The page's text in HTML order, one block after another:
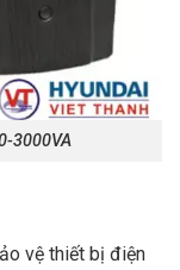
3000VA
vệ thiết bị điện